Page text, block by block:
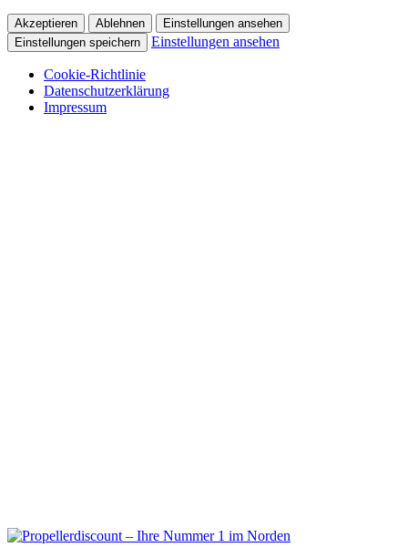
Akzeptieren Ablehnen
Einstellungen ansehen
Einstellungen speichern
Einstellungen ansehen
Cookie-Richtlinie
Datenschutzerklärung
Impressum